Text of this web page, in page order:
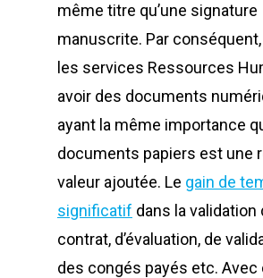
même titre qu’une signature
manuscrite. Par
les services Ressources
avoir des documents
ayant la même importance
documents papiers est une
valeur ajoutée. Le gain de
significatif dans la validation
contrat, d’évaluation, de
des congés payés etc. Avec